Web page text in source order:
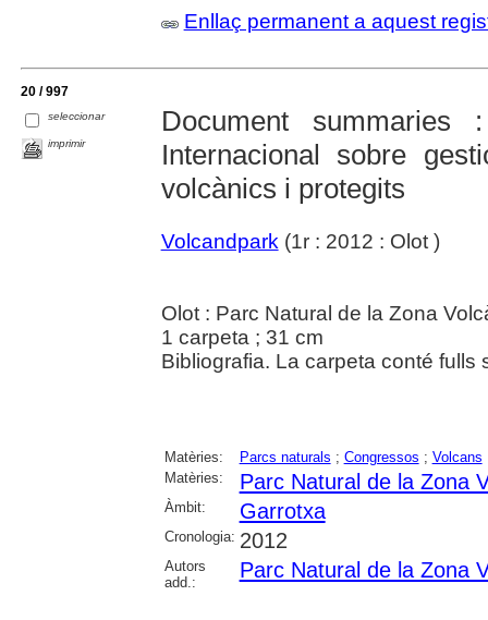
Enllaç permanent a aquest
20 / 997
seleccionar
imprimir
Document summaries
Internacional sobre
volcànics i protegits
Volcandpark(1r : 2012 : Olot )
Olot : Parc Natural de la Zona
1 carpeta ; 31 cm
Bibliografia. La carpeta conté
Matèries: Parcs naturals ; Congressos ; Volcans
Matèries:
Parc Natural de la Zona
Àmbit: Garrotxa
Cronologia: 2012
Autors
add.:
Parc Natural de la Zona